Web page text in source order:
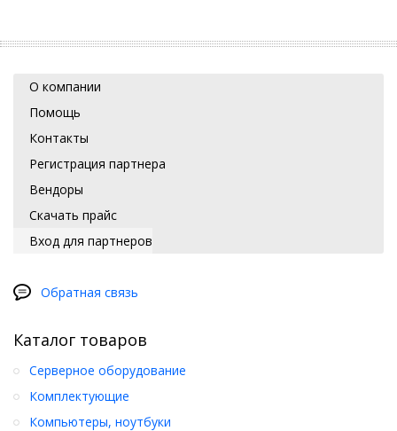
О компании
Помощь
Контакты
Регистрация партнера
Вендоры
Скачать прайс
Вход для партнеров
Обратная связь
Каталог товаров
Серверное оборудование
Комплектующие
Компьютеры, ноутбуки